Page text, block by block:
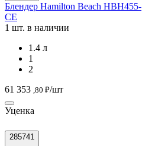
Блендер Hamilton Beach HBH455-
CE
1 шт. в наличии
1.4 л
1
2
61 353 ,80 ₽/шт
Уценка
285741